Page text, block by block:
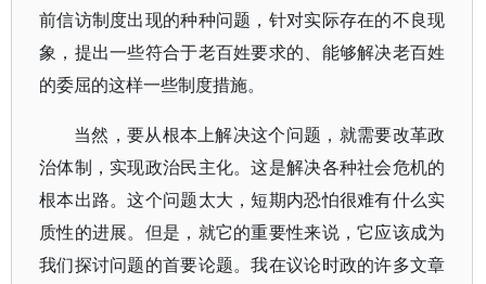
前信访制度出现的种种问题，针对实际存在的不良现
象，提出一些符合于老百姓要求的、能够解决老百姓
的委屈的这样一些制度措施。
当然，要从根本上解决这个问题，就需要改革政
治体制，实现政治民主化。这是解决各种社会危机的
根本出路。这个问题太大，短期内恐怕很难有什么实
质性的进展。但是，就它的重要性来说，它应该成为
我们探讨问题的首要论题。我在议论时政的许多文章